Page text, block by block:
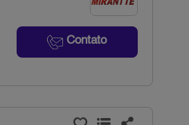
Contato